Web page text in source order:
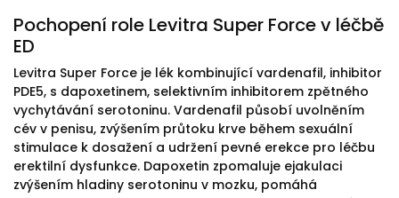
Pochopení role Levitra Super Force v léčbě
ED
Levitra Super Force je lék kombinující vardenafil, inhibitor
PDE5, s dapoxetinem, selektivním inhibitorem zpětného
vychytávání serotoninu. Vardenafil působí uvolněním
cév v penisu, zvýšením průtoku krve během sexuální
stimulace k dosažení a udržení pevné erekce pro léčbu
erektilní dysfunkce. Dapoxetin zpomaluje ejakulaci
zvýšením hladiny serotoninu v mozku, pomáhá